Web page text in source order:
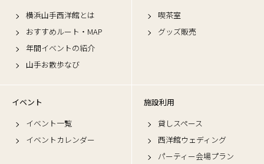
横浜山手西洋館とは
おすすめルート・MAP
年間イベントの紹介
山手お散歩なび
喫茶室
グッズ販売
イベント
イベント一覧
イベントカレンダー
施設利用
貸しスペース
西洋館ウェディング
パーティー会場プラン